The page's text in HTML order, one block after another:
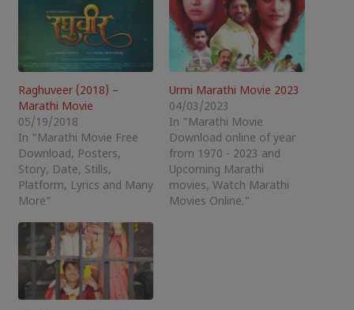
Raghuveer (2018) –
Marathi Movie
05/19/2018
In "Marathi Movie Free
Download, Posters,
Story, Date, Stills,
Platform, Lyrics and Many
More"
Urmi Marathi Movie 2023
04/03/2023
In "Marathi Movie
Download online of year
from 1970 - 2023 and
Upcoming Marathi
movies, Watch Marathi
Movies Online."